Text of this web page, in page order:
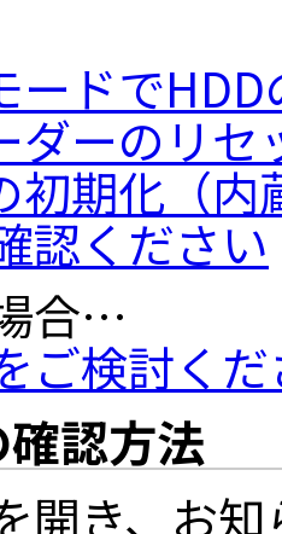
ードで
ダーのリ
初期化（内
認ください
合…
ご検討く
認方法
開き、お